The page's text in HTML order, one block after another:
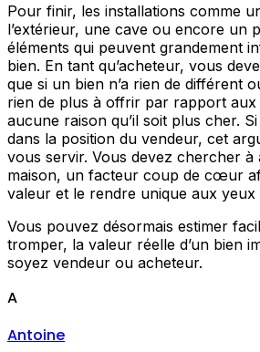
Pour finir, les installations comme
l’extérieur, une cave ou encore un
éléments qui peuvent grandement
bien. En tant qu’acheteur, vous
que si un bien n’a rien de différent
rien de plus à offrir par rapport aux
aucune raison qu’il soit plus cher.
dans la position du vendeur, cet
vous servir. Vous devez chercher
maison, un facteur coup de cœur
valeur et le rendre unique aux yeux
Vous pouvez désormais estimer
tromper, la valeur réelle d’un bien
soyez vendeur ou acheteur.
A
Antoine